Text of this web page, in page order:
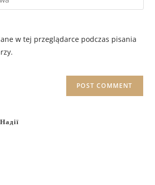
w tej przeglądarce podczas pisania